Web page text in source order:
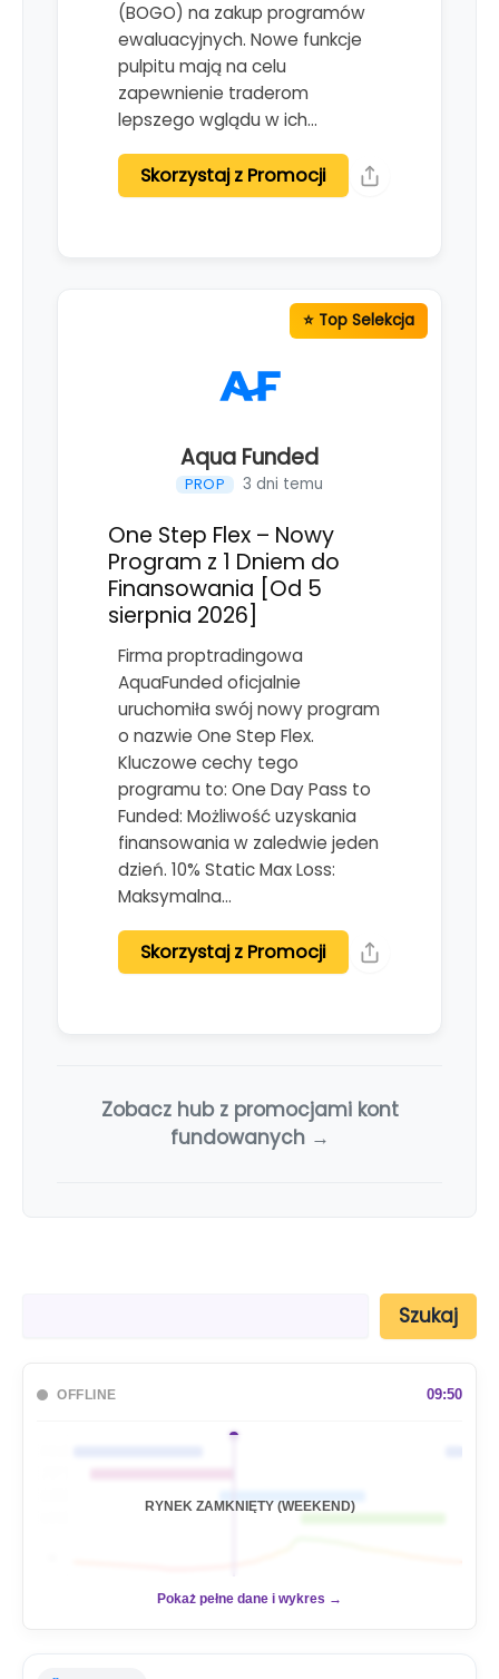
(BOGO) na zakup programów
ewaluacyjnych. Nowe funkcje
pulpitu mają na celu
zapewnienie traderom
lepszego wglądu w ich…
Skorzystaj z Promocji
Aqua Funded
PROP 3 dni temu
One Step Flex – Nowy
Program z 1 Dniem do
Finansowania [Od 5
sierpnia 2026]
Firma proptradingowa
AquaFunded oficjalnie
uruchomiła swój nowy program
o nazwie One Step Flex.
Kluczowe cechy tego
programu to: One Day Pass to
Funded: Możliwość uzyskania
finansowania w zaledwie jeden
dzień. 10% Static Max Loss:
Maksymalna…
Skorzystaj z Promocji
Zobacz hub z promocjami kont
fundowanych →
Szukaj
OFFLINE 09:50
RYNEK ZAMKNIĘTY (WEEKEND)
Pokaż pełne dane i wykres →